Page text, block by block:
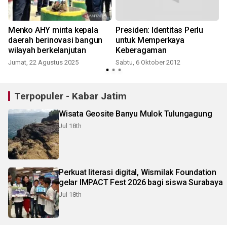
Menko AHY minta kepala
daerah berinovasi bangun
wilayah berkelanjutan
Jumat, 22 Agustus 2025
Presiden: Identitas Perlu
untuk Memperkaya
Keberagaman
Sabtu, 6 Oktober 2012
Terpopuler - Kabar Jatim
Wisata Geosite Banyu Mulok Tulungagung
Jul 18th
Perkuat literasi digital, Wismilak Foundation
gelar IMPACT Fest 2026 bagi siswa Surabaya
Jul 18th